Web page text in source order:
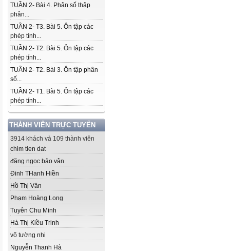
TUẦN 2- Bài 4. Phân số thập
phân...
TUẦN 2- T3. Bài 5. Ôn tập các
phép tính...
TUẦN 2- T2. Bài 5. Ôn tập các
phép tính...
TUẦN 2- T2. Bài 3. Ôn tập phân
số...
TUẦN 2- T1. Bài 5. Ôn tập các
phép tính...
THÀNH VIÊN TRỰC TUYẾN
3914 khách và 109 thành viên
chim tien dat
đặng ngọc bảo vân
Đinh THanh Hiền
Hồ Thị Vân
Phạm Hoàng Long
Tuyên Chu Minh
Hà Thị Kiều Trinh
võ tường nhi
Nguyễn Thanh Hà